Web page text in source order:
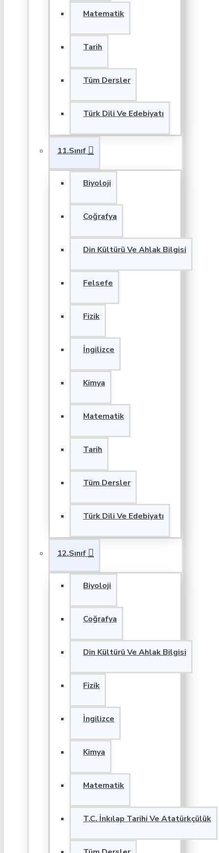
Matematik
Tarih
Tüm Dersler
Türk Dili Ve Edebiyatı
11.Sınıf
Biyoloji
Coğrafya
Din Kültürü Ve Ahlak Bilgisi
Felsefe
Fizik
İngilizce
Kimya
Matematik
Tarih
Tüm Dersler
Türk Dili Ve Edebiyatı
12.Sınıf
Biyoloji
Coğrafya
Din Kültürü Ve Ahlak Bilgisi
Fizik
İngilizce
Kimya
Matematik
T.C. İnkılap Tarihi Ve Atatürkçülük